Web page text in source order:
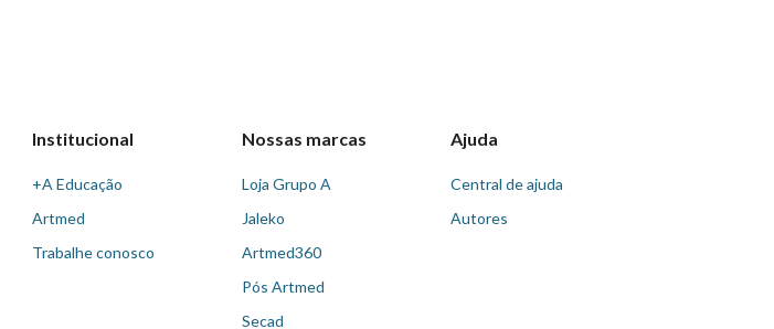
Institucional
+A Educação
Artmed
Trabalhe conosco
Nossas marcas
Loja Grupo A
Jaleko
Artmed360
Pós Artmed
Secad
Ajuda
Central de ajuda
Autores